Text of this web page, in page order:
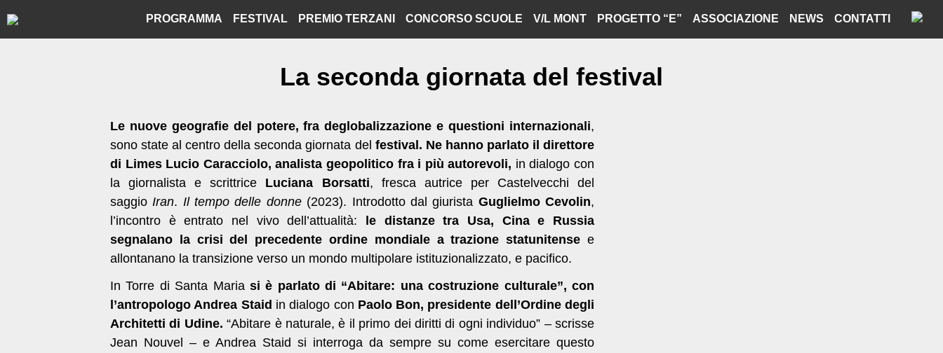
to
PROGRAMMA FESTIVAL PREMIO TERZANI CONCORSO SCUOLE V/L MONT PROGETTO “E” ASSOCIAZIONE NEWS CONTATTI
La seconda giornata del festival
Le nuove geografie del potere, fra deglobalizzazione e questioni internazionali,
sono state al centro della seconda giornata del festival. Ne hanno parlato il direttore
di Limes Lucio Caracciolo, analista geopolitico fra i più autorevoli, in dialogo con
la giornalista e scrittrice Luciana Borsatti, fresca autrice per Castelvecchi del
saggio Iran. Il tempo delle donne (2023). Introdotto dal giurista Guglielmo Cevolin,
l’incontro è entrato nel vivo dell’attualità: le distanze tra Usa, Cina e Russia
segnalano la crisi del precedente ordine mondiale a trazione statunitense e
allontanano la transizione verso un mondo multipolare istituzionalizzato, e pacifico.
In Torre di Santa Mariasi è parlato di “Abitare: una costruzione culturale”, con
l’antropologo Andrea Staid in dialogo con Paolo Bon, presidente dell’Ordine degli
Architetti di Udine. “Abitare è naturale, è il primo dei diritti di ogni individuo” – scrisse
Jean Nouvel – e Andrea Staid si interroga da sempre su come esercitare questo